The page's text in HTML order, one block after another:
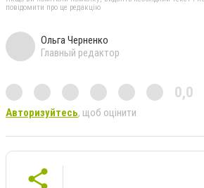
повідомити про це редакцію
Ольга Черненко
Главный редактор
0,0
Авторизуйтесь, щоб оцінити